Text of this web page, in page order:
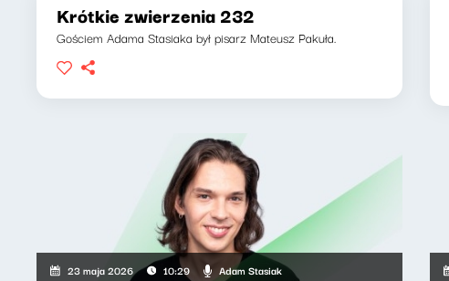
Krótkie zwierzenia 232
Gościem Adama Stasiaka był pisarz Mateusz Pakuła.
23 maja 2026 10:29 Adam Stasiak